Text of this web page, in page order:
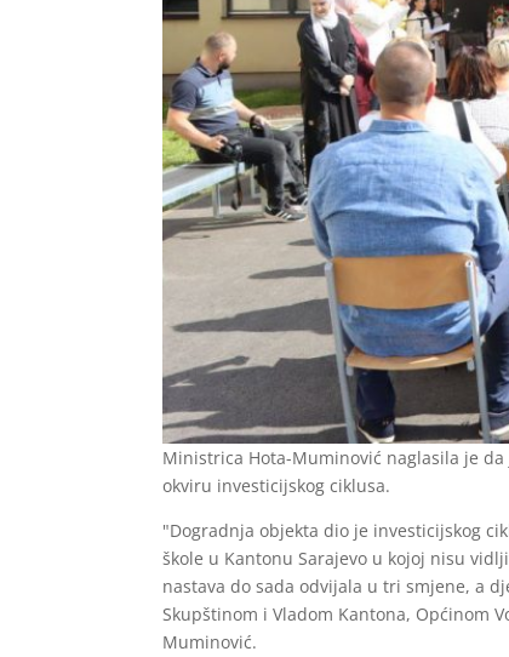
Ministrica Hota-Muminović naglasila je
okviru investicijskog ciklusa.
"Dogradnja objekta dio je investicijskog
škole u Kantonu Sarajevo u kojoj nisu
nastava do sada odvijala u tri smjene, a
Skupštinom i Vladom Kantona, Općinom
Muminović.